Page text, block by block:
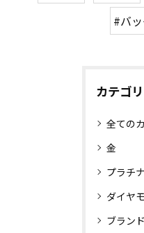
#バ
カテゴ
全ての
金
プラチナ
ダイヤ
ブラン